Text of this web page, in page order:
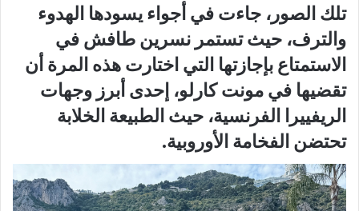
تلك الصور، جاءت في أجواء يسودها الهدوء
والترف، حيث تستمر نسرين طافش في
الاستمتاع بإجازتها التي اختارت هذه المرة أن
تقضيها فيمونت كارلو، إحدى أبرز وجهات
الريفييرا الفرنسية، حيث الطبيعة الخلابة
تحتضن الفخامة الأوروبية.